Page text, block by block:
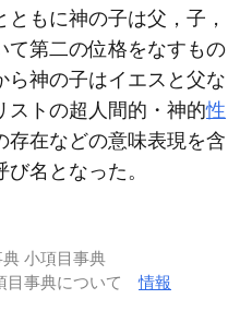
もに神の子は父，子，
て第二の位格をなすもの
ら神の子はイエスと父な
ストの超人間的・神的性
存在などの意味表現を含
名となった。
小項目事典
目事典について情報